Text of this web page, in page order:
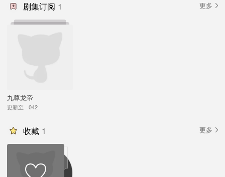
剧集订阅 1 更多
九尊龙帝
更新至 042
收藏 1 更多